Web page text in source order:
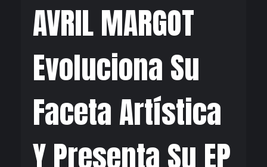
AVRIL MARGOT
Evoluciona Su
Faceta Artística
Y Presenta Su EP